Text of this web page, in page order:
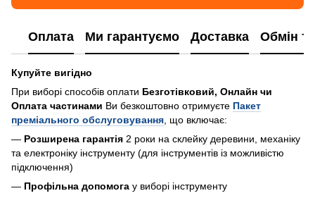
Оплата Ми гарантуємо Доставка Обмін
Купуйте вигідно
При виборі способів оплати Безготівковий, Онлайн чи
Оплата частинами Ви безкоштовно отримуєте Пакет
преміального обслуговування , що включає:
— Розширена гарантія 2 роки на склейку деревини, механіку
та електроніку інструменту (для інструментів із можливістю
підключення)
— Профільна допомога у виборі інструменту